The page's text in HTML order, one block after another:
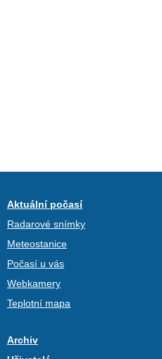
Aktuální počasí
Radarové snímky
Meteostanice
Počasí u vás
Webkamery
Teplotní mapa
Archiv